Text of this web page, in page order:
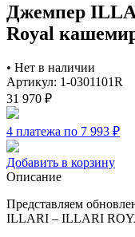
Джемпер
Royal
• Нет в наличии
Артикул: 1-0301101R
31 970 ₽
4 платежа по 7 993 ₽
Добавить в корзину
Описание
Представляем
ILLARI – ILLARI